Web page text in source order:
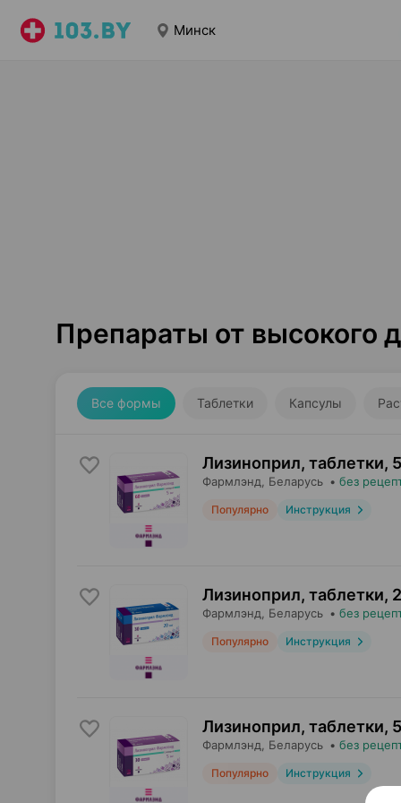
Минск
Препараты от высокого
Все формы Таблетки Капсулы
Лизиноприл, таблетки,
Фармлэнд , Беларусь • без
Популярно Инструкция
Лизиноприл, таблетки,
Фармлэнд , Беларусь • без
Популярно Инструкция
Лизиноприл, таблетки,
Фармлэнд , Беларусь • без
Популярно Инструкция